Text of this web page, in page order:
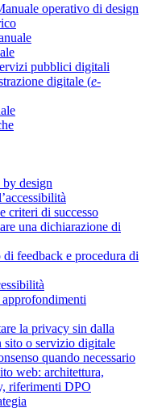
operativo di design
pubblici digitali
digitale (e-
design
criteri di successo
una dichiarazione di
feedback e procedura di
la privacy sin dalla
sito o servizio digitale
quando necessario
web: architettura,
riferimenti DPO